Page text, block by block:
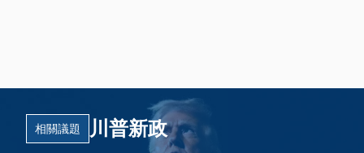
相關議題 川普新政